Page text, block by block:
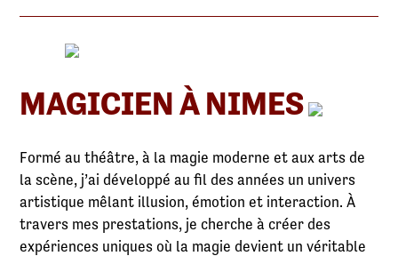
MAGICIEN À NIMES
Formé au théâtre, à la magie moderne et aux arts de
la scène, j’ai développé au fil des années un univers
artistique mêlant illusion, émotion et interaction. À
travers mes prestations, je cherche à créer des
expériences uniques où la magie devient un véritable